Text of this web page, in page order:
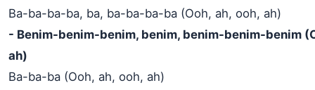
Ba-ba-ba-ba, ba, ba-ba-ba-ba (Ooh, ah, ooh, ah)
- Benim-benim-benim, benim, benim-benim-benim
ah)
Ba-ba-ba (Ooh, ah, ooh, ah)